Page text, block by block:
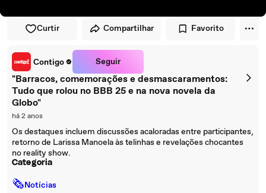
Curtir Compartilhar Favorito
Contigo Seguir
"Barracos, comemorações e desmascaramentos:
Tudo que rolou no BBB 25 e na nova novela da
Globo"
há 2 anos
Os destaques incluem discussões acaloradas entre participantes,
retorno de Larissa Manoela às telinhas e revelações chocantes
no reality show.
Categoria
🗞Notícias